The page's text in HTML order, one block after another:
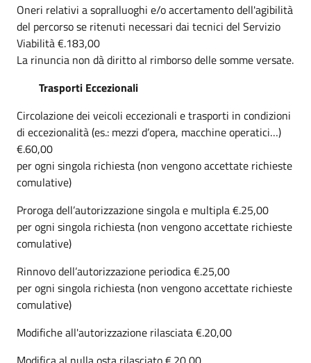
Oneri relativi a sopralluoghi e/o accertamento dell'agibilità
del percorso se ritenuti necessari dai tecnici del Servizio
Viabilità €.183,00
La rinuncia non dà diritto al rimborso delle somme versate.
Trasporti Eccezionali
Circolazione dei veicoli eccezionali e trasporti in condizioni
di eccezionalità (es.: mezzi d’opera, macchine operatici…)
€.60,00
per ogni singola richiesta (non vengono accettate richieste
comulative)
Proroga dell’autorizzazione singola e multipla €.25,00
per ogni singola richiesta (non vengono accettate richieste
comulative)
Rinnovo dell’autorizzazione periodica €.25,00
per ogni singola richiesta (non vengono accettate richieste
comulative)
Modifiche all'autorizzazione rilasciata €.20,00